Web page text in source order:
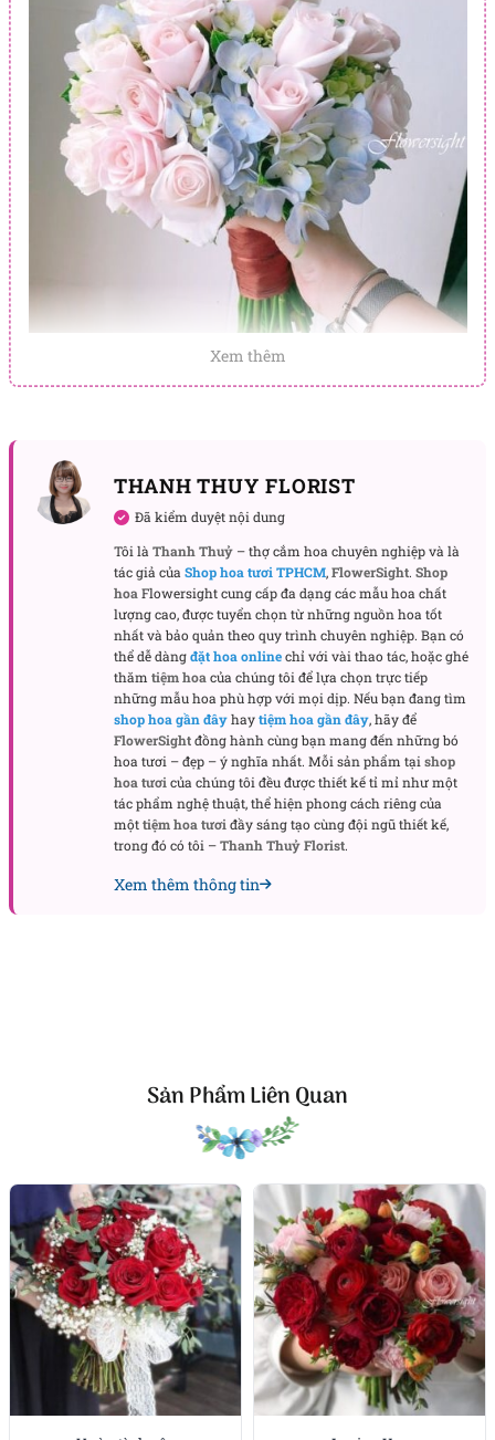
cưới được yêu thích nhất:
Bó hoa hướng dương
Bó hoa tulip
Bó hoa hồng
Bó hoa cẩm tú cầu Bunny – Vẻ đẹp thanh thuần và
bay bổng cho cô dâu
Cẩm tú cầu được ví như “nàng thơ” trong thế giới
hoa cưới cầm tayvới những chùm hoa tròn đầy,
mềm mại tựa những đám mây nhỏ xinh. Bó hoa
Bunny chọn lựa cẩm tú cầu với sắc màu pastel tinh
tế – trắng, hồng phớt, xanh baby – mang lại vẻ đẹp
thuần khiết, trong trẻo cho cô dâu trong ngày trọng
đại. Bó hoa thiết kế gọn nhẹ, vừa vặn trong tay, tạo
nên sự duyên dáng, thướt tha trong từng bước chân
Xem thêm
THANH THUY FLORIST
Đã kiểm duyệt nội dung
Tôi làThanh Thuỷ – thợ cắm hoa chuyên nghiệp và là
tác giả củaShop hoa tươi TPHCM,FlowerSight. Shop
hoaFlowersight cung cấp đa dạng các mẫu hoa chất
lượng cao, được tuyển chọn từ những nguồn hoa tốt
nhất và bảo quản theo quy trình chuyên nghiệp. Bạn có
thể dễ dàngđặt hoa onlinechỉ với vài thao tác, hoặc ghé
thămtiệm hoacủa chúng tôi để lựa chọn trực tiếp
những mẫu hoa phù hợp với mọi dịp. Nếu bạn đang tìm
shop hoa gần đâyhaytiệm hoa gần đây, hãy để
FlowerSightđồng hành cùng bạn mang đến những bó
hoa tươi – đẹp – ý nghĩa nhất. Mỗi sản phẩm tạishop
hoa tươicủa chúng tôi đều được thiết kế tỉ mỉ như một
tác phẩm nghệ thuật, thể hiện phong cách riêng của
mộttiệm hoa tươiđầy sáng tạo cùng đội ngũ thiết kế,
trong đó có tôi –Thanh Thuỷ Florist.
Xem thêm thông tin
Sản Phẩm Liên Quan